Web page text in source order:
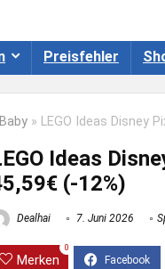
Preisfehler
» LEGO Ideas Disney
Ideas
(-12%)
Dealhai 7. Juni 2026
Merken
0